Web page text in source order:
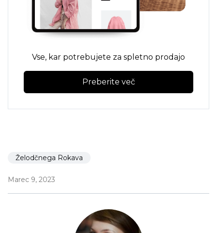
Vse, kar potrebujete za spletno prodajo
Preberite več
Želodčnega Rokava
Marec 9, 2023